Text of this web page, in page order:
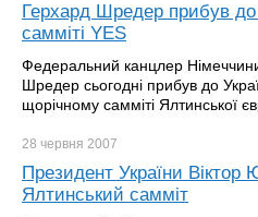
Герхард Шредер прибув до
самміті YES
Федеральний канцлер
Шредер сьогодні прибув до
щорічному самміті Ялтинської
28 червня 2007
Президент України Віктор
Ялтинський самміт